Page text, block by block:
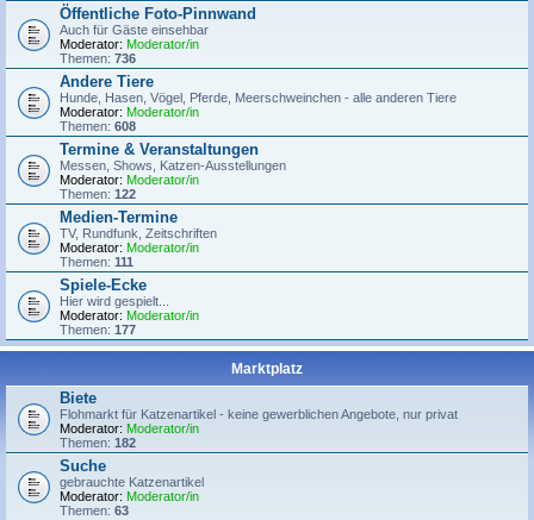
Öffentliche Foto-Pinnwand
Auch für Gäste einsehbar
Moderator: Moderator/in
Themen: 736
Andere Tiere
Hunde, Hasen, Vögel, Pferde, Meerschweinchen - alle anderen Tiere
Moderator: Moderator/in
Themen: 608
Termine & Veranstaltungen
Messen, Shows, Katzen-Ausstellungen
Moderator: Moderator/in
Themen: 122
Medien-Termine
TV, Rundfunk, Zeitschriften
Moderator: Moderator/in
Themen: 111
Spiele-Ecke
Hier wird gespielt...
Moderator: Moderator/in
Themen: 177
Marktplatz
Biete
Flohmarkt für Katzenartikel - keine gewerblichen Angebote, nur privat
Moderator: Moderator/in
Themen: 182
Suche
gebrauchte Katzenartikel
Moderator: Moderator/in
Themen: 63